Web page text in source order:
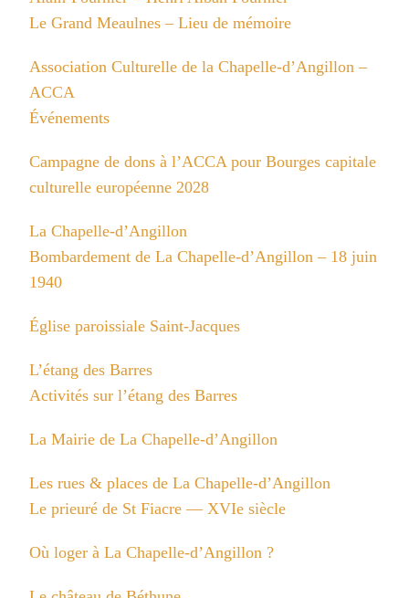
Le Grand Meaulnes – Lieu de mémoire
Association Culturelle de la Chapelle-d’Angillon –
ACCA
Événements
Campagne de dons à l’ACCA pour Bourges capitale
culturelle européenne 2028
La Chapelle-d’Angillon
Bombardement de La Chapelle-d’Angillon – 18 juin
1940
Église paroissiale Saint-Jacques
L’étang des Barres
Activités sur l’étang des Barres
La Mairie de La Chapelle-d’Angillon
Les rues & places de La Chapelle-d’Angillon
Le prieuré de St Fiacre — XVIe siècle
Où loger à La Chapelle-d’Angillon ?